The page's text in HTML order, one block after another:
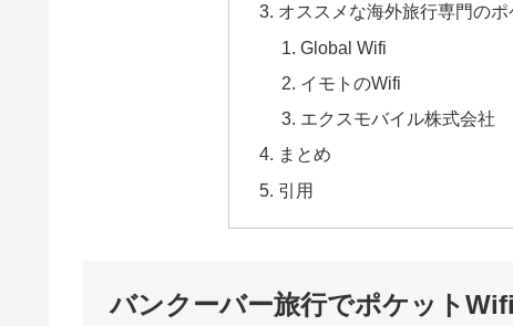
オススメな海外旅行専門の
Global Wifi
イモトのWifi
エクスモバイル株式会社
まとめ
引用
バンクーバー旅行でポケット